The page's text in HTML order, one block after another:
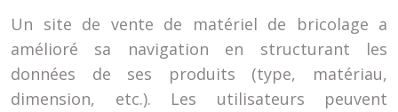
Un site de vente de matériel de bricolage a
amélioré sa navigation en structurant les
données de ses produits (type, matériau,
dimension, etc.). Les utilisateurs peuvent